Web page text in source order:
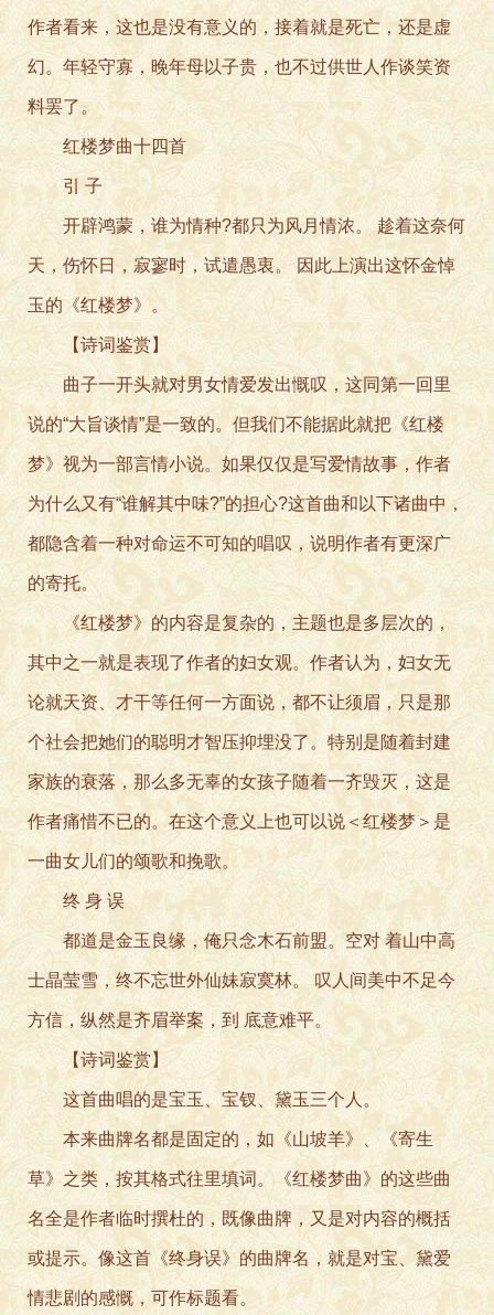
作者看来，这也是没有意义的，接着就是死亡，还是虚
幻。年轻守寡，晚年母以子贵，也不过供世人作谈笑资
料罢了。
红楼梦曲十四首
引 子
开辟鸿蒙，谁为情种?都只为风月情浓。 趁着这奈何
天，伤怀日，寂寥时，试遣愚衷。 因此上演出这怀金悼
玉的《红楼梦》。
【诗词鉴赏】
曲子一开头就对男女情爱发出慨叹，这同第一回里
说的“大旨谈情”是一致的。但我们不能据此就把《红楼
梦》视为一部言情小说。如果仅仅是写爱情故事，作者
为什么又有“谁解其中味?”的担心?这首曲和以下诸曲中，
都隐含着一种对命运不可知的唱叹，说明作者有更深广
的寄托。
《红楼梦》的内容是复杂的，主题也是多层次的，
其中之一就是表现了作者的妇女观。作者认为，妇女无
论就天资、才干等任何一方面说，都不让须眉，只是那
个社会把她们的聪明才智压抑埋没了。特别是随着封建
家族的衰落，那么多无辜的女孩子随着一齐毁灭，这是
作者痛惜不已的。在这个意义上也可以说＜红楼梦＞是
一曲女儿们的颂歌和挽歌。
终 身 误
都道是金玉良缘，俺只念木石前盟。空对 着山中高
士晶莹雪，终不忘世外仙妹寂寞林。 叹人间美中不足今
方信，纵然是齐眉举案，到 底意难平。
【诗词鉴赏】
这首曲唱的是宝玉、宝钗、黛玉三个人。
本来曲牌名都是固定的，如《山坡羊》、《寄生
草》之类，按其格式往里填词。《红楼梦曲》的这些曲
名全是作者临时撰杜的，既像曲牌，又是对内容的概括
或提示。像这首《终身误》的曲牌名，就是对宝、黛爱
情悲剧的感慨，可作标题看。